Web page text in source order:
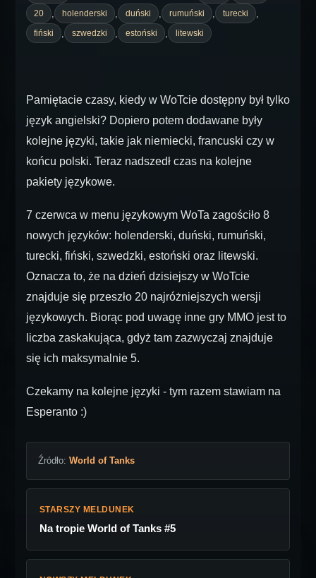
20 holenderski duński rumuński turecki
fiński szwedzki estoński litewski
Pamiętacie czasy, kiedy w WoTcie dostępny był tylko
język angielski? Dopiero potem dodawane były
kolejne języki, takie jak niemiecki, francuski czy w
końcu polski. Teraz nadszedł czas na kolejne
pakiety językowe.
7 czerwca w menu językowym WoTa zagościło 8
nowych języków: holenderski, duński, rumuński,
turecki, fiński, szwedzki, estoński oraz litewski.
Oznacza to, że na dzień dzisiejszy w WoTcie
znajduje się przeszło 20 najróżniejszych wersji
językowych. Biorąc pod uwagę inne gry MMO jest to
liczba zaskakująca, gdyż tam zazwyczaj znajduje
się ich maksymalnie 5.
Czekamy na kolejne języki - tym razem stawiam na
Esperanto :)
Źródło: World of Tanks
STARSZY MELDUNEK
Na tropie World of Tanks #5